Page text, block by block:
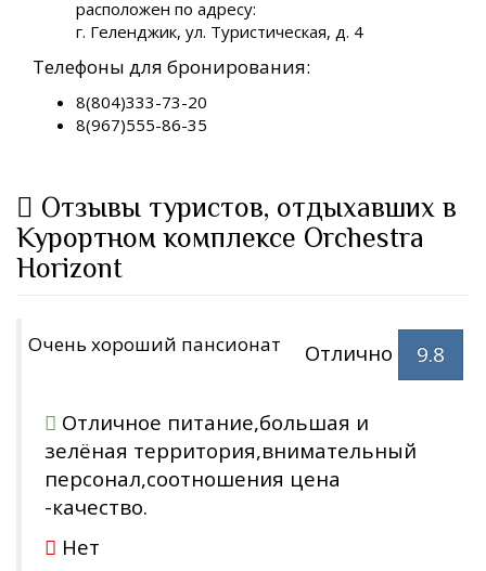
расположен по адресу:
г. Геленджик, ул. Туристическая, д. 4
Телефоны для бронирования:
8(804)333-73-20
8(967)555-86-35
Отзывы туристов, отдыхавших в
Курортном комплексе Orchestra
Horizont
Очень хороший пансионат Отлично 9.8
Отличное питание,большая и
зелёная территория,внимательный
персонал,соотношения цена
-качество.
Нет